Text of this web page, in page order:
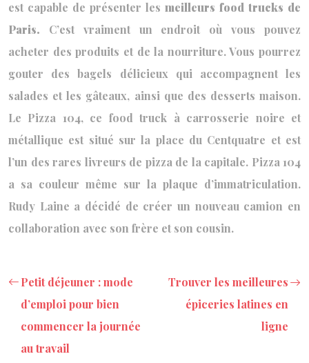
est capable de présenter les meilleurs food trucks de
Paris. C’est vraiment un endroit où vous pouvez
acheter des produits et de la nourriture. Vous pourrez
gouter des bagels délicieux qui accompagnent les
salades et les gâteaux, ainsi que des desserts maison.
Le Pizza 104, ce food truck à carrosserie noire et
métallique est situé sur la place du Centquatre et est
l’un des rares livreurs de pizza de la capitale. Pizza 104
a sa couleur même sur la plaque d’immatriculation.
Rudy Laine a décidé de créer un nouveau camion en
collaboration avec son frère et son cousin.
Petit déjeuner : mode
d’emploi pour bien
commencer la journée
au travail
Trouver les meilleures
épiceries latines en
ligne